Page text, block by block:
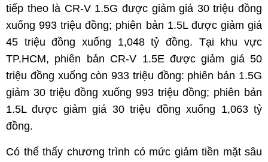
tiếp theo là CR-V 1.5G được giảm giá 30 triệu đồng
xuống 993 triệu đồng; phiên bản 1.5L được giảm giá
45 triệu đồng xuống 1,048 tỷ đồng. Tại khu vực
TP.HCM, phiên bản CR-V 1.5E được giảm giá 50
triệu đồng xuống còn 933 triệu đồng: phiên bản 1.5G
giảm 30 triệu đồng xuống 993 triệu đồng; phiên bản
1.5L được giảm giá 30 triệu đồng xuống 1,063 tỷ
đồng.
Có thể thấy chương trình có mức giảm tiền mặt sâu